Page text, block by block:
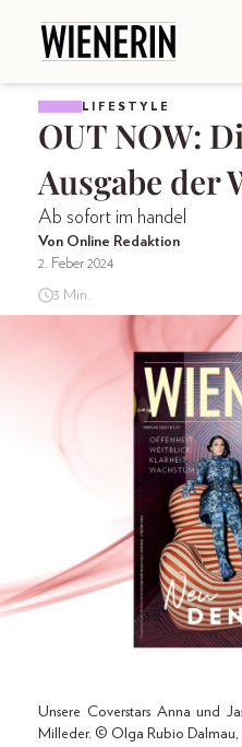
LIFESTYLE
OUT NOW:
Ausgabe der
Ab sofort im handel
Von Online Redaktion
2. Feber 2024
3 Min.
Unsere Coverstars Anna und
Milleder. © Olga Rubio Dalmau,